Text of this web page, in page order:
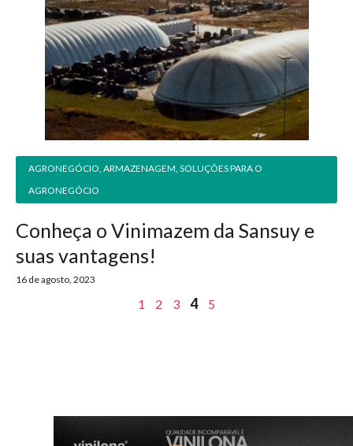
AGRONEGÓCIO ARMAZENAGEM SOLUÇÕES PARA O
AGRONEGÓCIO
Conheça o Vinimazem da Sansuy e
suas vantagens!
16 de agosto, 2023
1 2 3 4 5